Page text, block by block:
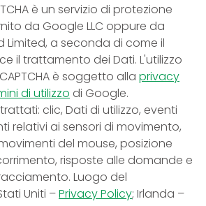
è un servizio di protezione
da Google LLC oppure da
Limited, a seconda di come il
il trattamento dei Dati. L'utilizzo
è soggetto alla privacy
di utilizzo di Google.
clic, Dati di utilizzo, eventi
relativi ai sensori di movimento,
del mouse, posizione
risposte alle domande e
Luogo del
Uniti –Privacy Policy; Irlanda –